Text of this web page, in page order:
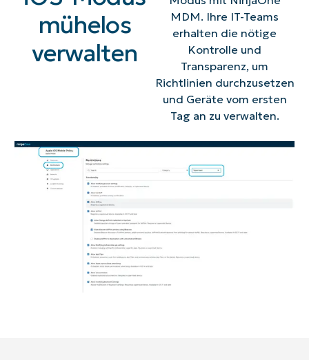
mühelos
verwalten
MDM. Ihre IT-Teams
erhalten die nötige
Kontrolle und
Transparenz, um
Richtlinien durchzusetzen
und Geräte vom ersten
Tag an zu verwalten.